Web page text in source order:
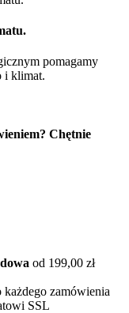
pomagamy
i klimat.
Chętnie
od 199,00 zł
każdego zamówienia
SSL